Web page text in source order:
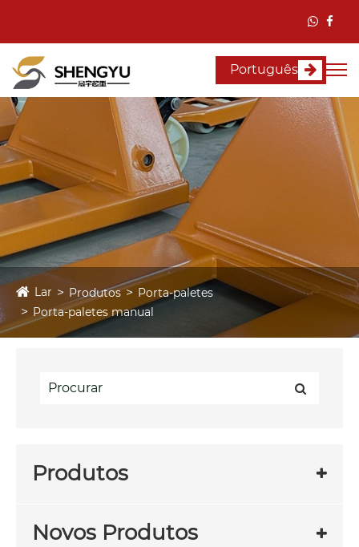
Português
Lar Produtos
Porta-paletes
Porta-paletes manual
Produtos
Novos Produtos